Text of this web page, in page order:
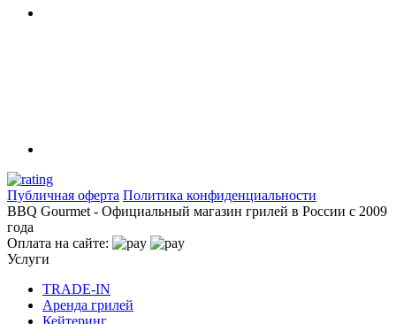
Публичная оферта Политика конфиденциальности
BBQ Gourmet - Официальный магазин грилей в России с 2009
года
Оплата на сайте:
Услуги
TRADE-IN
Аренда грилей
Кейтеринг